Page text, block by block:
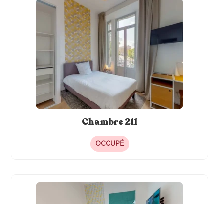
Fer à repasser
Four Congélateur
Machine à café
Meubles Lave-linge
Chambre 211
OCCUPÉ